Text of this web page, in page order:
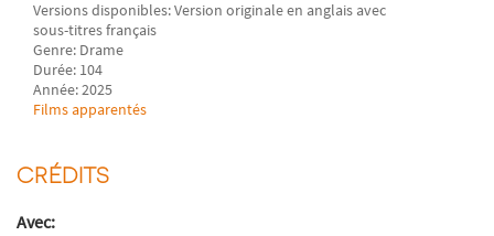
Versions disponibles: Version originale en anglais avec
sous-titres français
Genre: Drame
Durée: 104
Année: 2025
Films apparentés
CRÉDITS
Avec: